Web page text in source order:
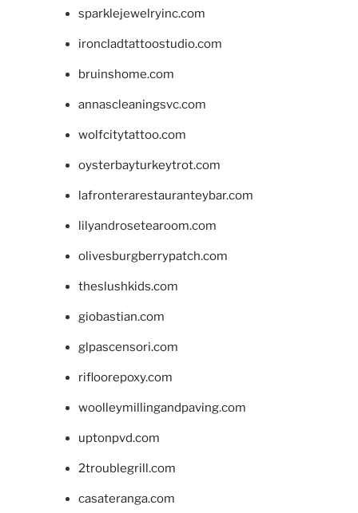
sparklejewelryinc.com
ironcladtattoostudio.com
bruinshome.com
annascleaningsvc.com
wolfcitytattoo.com
oysterbayturkeytrot.com
lafronterarestauranteybar.com
lilyandrosetearoom.com
olivesburgberrypatch.com
theslushkids.com
giobastian.com
glpascensori.com
rifloorepoxy.com
woolleymillingandpaving.com
uptonpvd.com
2troublegrill.com
casateranga.com